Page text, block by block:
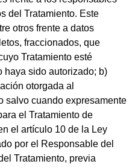
del Tratamiento. Este
otros frente a datos
fraccionados, que
Tratamiento esté
haya sido autorizado; b)
otorgada al
salvo cuando expresamente
el Tratamiento de
el artículo 10 de la Ley
por el Responsable del
Tratamiento, previa